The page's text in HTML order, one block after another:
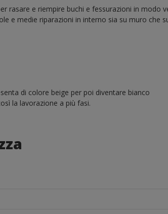
rasare e riempire buchi e fessurazioni in modo
e medie riparazioni in interno sia su muro che
di colore beige per poi diventare bianco
la lavorazione a più fasi.